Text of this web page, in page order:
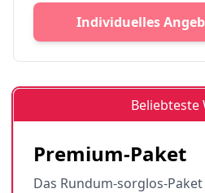
Individuelles
Beliebteste
Premium-Paket
Das Rundum-sorglos-